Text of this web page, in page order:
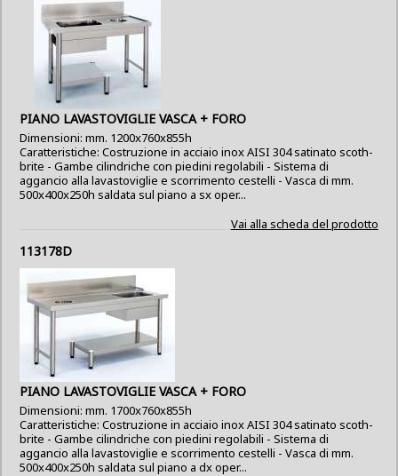
PIANO LAVASTOVIGLIE VASCA + FORO
Dimensioni: mm. 1200x760x855h
Caratteristiche: Costruzione in acciaio inox AISI 304 satinato scoth-
brite - Gambe cilindriche con piedini regolabili - Sistema di
aggancio alla lavastoviglie e scorrimento cestelli - Vasca di mm.
500x400x250h saldata sul piano a sx oper...
Vai alla scheda del prodotto
113178D
PIANO LAVASTOVIGLIE VASCA + FORO
Dimensioni: mm. 1700x760x855h
Caratteristiche: Costruzione in acciaio inox AISI 304 satinato scoth-
brite - Gambe cilindriche con piedini regolabili - Sistema di
aggancio alla lavastoviglie e scorrimento cestelli - Vasca di mm.
500x400x250h saldata sul piano a dx oper...